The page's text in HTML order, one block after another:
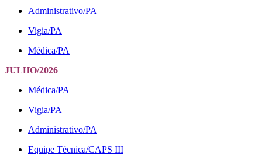
Administrativo/PA
Vigia/PA
Médica/PA
JULHO/2026
Médica/PA
Vigia/PA
Administrativo/PA
Equipe Técnica/CAPS III